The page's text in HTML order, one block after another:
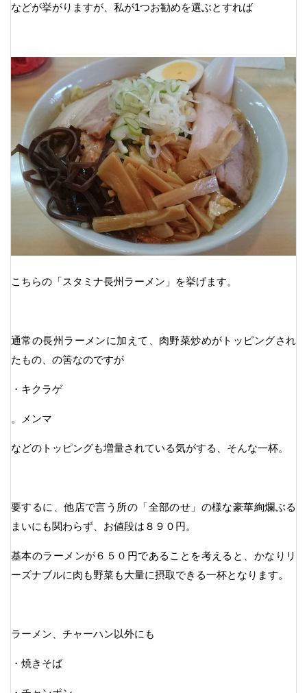
などが挙がりますが、私が1つお勧めを選ぶとすれば
こちらの「スタミナ長州ラーメン」を挙げます。
通常の長州ラーメンに加えて、肉野菜炒めがトッピングされ
たもの、の筈なのですが
・キクラゲ
。メンマ
などのトッピングも増量されている気がする、そんな一杯。
要するに、他店で言う所の「全部のせ」の様な豪華絢爛ぶる
まいにも関わらず、お値段は８９０円。
基本のラーメンが６５０円であることを考えると、かなりリ
ーズナブルに肉も野菜も大量に摂取できる一杯となります。
ラーメン、チャーハン以外にも
・焼きそば